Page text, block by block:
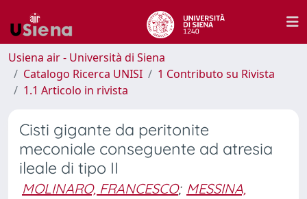
Usiena air - Università di Siena
Catalogo Ricerca UNISI
1 Contributo su Rivista
1.1 Articolo in rivista
Cisti gigante da peritonite
meconiale conseguente ad atresia
ileale di tipo II
MOLINARO, FRANCESCO; MESSINA,